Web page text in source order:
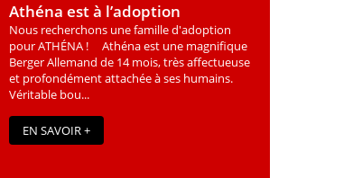
Athéna est à l’adoption
Nous recherchons une famille d'adoption
pour ATHÉNA ! Athéna est une magniﬁque
Berger Allemand de 14 mois, très affectueuse
et profondément attachée à ses humains.
Véritable bou...
EN SAVOIR +